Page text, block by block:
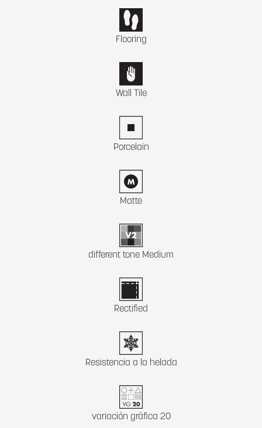
Flooring
Wall Tile
Porcelain
Matte
different tone Medium
Rectified
Resistencia a la helada
variación gráfica 20